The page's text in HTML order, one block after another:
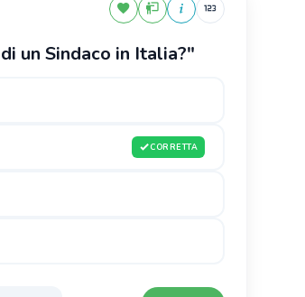
un Sindaco in Italia?"
CORRETTA